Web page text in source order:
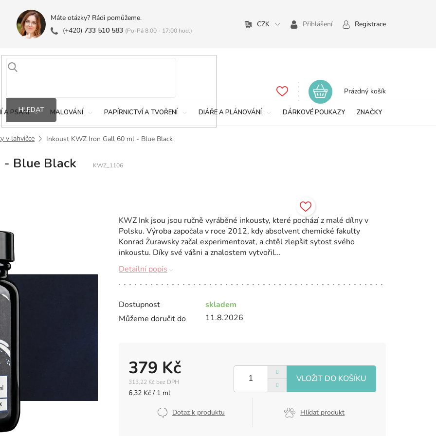
Máte otázky? Rádi pomůžeme.
(+420) 733 510 583 (Po-Pá 8:00 - 17:00 hod.)
CZK Přihlášení Registrace
HLEDAT
Nákupní
Prázdný košík
A PSANÍ MALOVÁNÍ PAPÍRNICTVÍ A TVOŘENÍ DIÁŘE A PLÁNOVÁNÍ DÁRKOVÉ POUKAZY ZNAČKY
v lahvičce Inkoust KWZ Iron Gall 60 ml - Blue Black
Blue Black KWZ_1106
Dostupnost
skladem
Můžeme doručit do
11.8.2026
379 Kč
313,22 Kč bez DPH
Měrná
6,32 Kč / 1 ml
Dotaz k produktu Hlídat produkt
KWZ Ink jsou jsou ručně vyráběné inkousty, které pochází z malé dílny v
Polsku. Výroba započala v roce 2012, kdy absolvent chemické fakulty
Konrad Żurawsky začal experimentovat, a chtěl zlepšit sytost svého
inkoustu. Díky své vášni a znalostem vytvořil...
Detailní popis